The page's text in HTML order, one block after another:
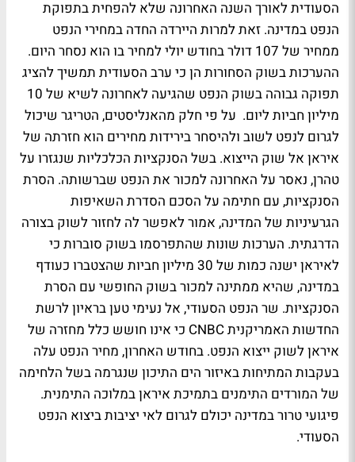
הסעודית לאורך השנה האחרונה שלא להפחית בתפוקת
הנפט במדינה. זאת למרות היירדה החדה במחירי הנפט
ממחיר של 107 דולר בחודש יולי למחיר בו הוא נסחר היום.
ההערכות בשוק הסחורות הן כי ערב הסעודית תמשיך להציג
תפוקה גבוהה בשוק הנפט שהגיעה לאחרונה לשיא של 10
מיליון חביות ליום. על פי חלק מהאנליסטים, הטריגר שיכול
לגרום לנפט לשוב ולהיסחר בירידות מחירים הוא חזרתה של
איראן אל שוק הייצוא. בשל הסנקציות הכלכליות שנגזרו על
טהרן, נאסר על האחרונה למכור את הנפט שברשותה. הסרת
הסנקציות, עם חתימה על הסכם הסדרת השאיפות
הגרעיניות של המדינה, אמור לאפשר לה לחזור לשוק בצורה
הדרגתית. הערכות שונות שהתפרסמו בשוק סוברות כי
לאיראן ישנה כמות של 30 מיליון חביות שהצטברו כעודף
במדינה, שהיא ממתינה למכור בשוק החופשי עם הסרת
הסנקציות. שר הנפט הסעודי, אל נעימי טען בראיון לרשת
החדשות האמריקנית CNBC כי אינו חושש כלל מחזרה של
איראן לשוק ייצוא הנפט. בחודש האחרון, מחיר הנפט עלה
בעקבות המתיחות באיזור הים התיכון שנגרמה בשל הלחימה
של המורדים התימנים בתמיכת איראן במלוכה התימנית.
פיגועי טרור במדינה יכולם לגרום לאי יציבות ביצוא הנפט
הסעודי.